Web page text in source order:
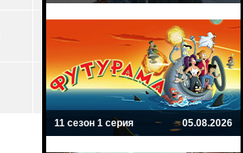
11 сезон 1 серия 05.08.2026